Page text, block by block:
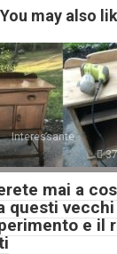
You may also
Interessante
mai a
questi
e il